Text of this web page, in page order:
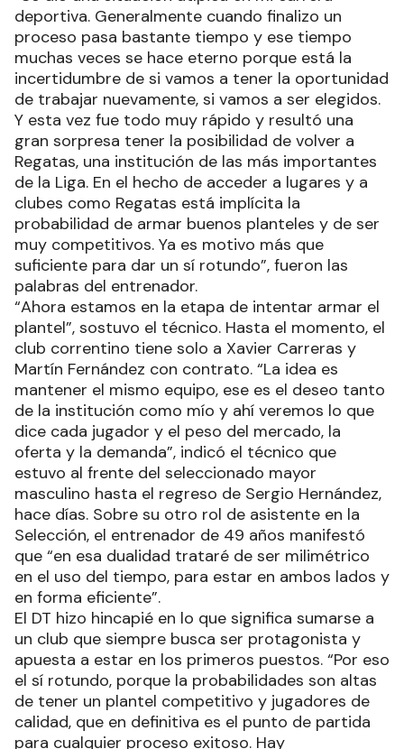
deportiva. Generalmente cuando finalizo un
proceso pasa bastante tiempo y ese tiempo
muchas veces se hace eterno porque está la
incertidumbre de si vamos a tener la oportunidad
de trabajar nuevamente, si vamos a ser elegidos.
Y esta vez fue todo muy rápido y resultó una
gran sorpresa tener la posibilidad de volver a
Regatas, una institución de las más importantes
de la Liga. En el hecho de acceder a lugares y a
clubes como Regatas está implícita la
probabilidad de armar buenos planteles y de ser
muy competitivos. Ya es motivo más que
suficiente para dar un sí rotundo”, fueron las
palabras del entrenador.
“Ahora estamos en la etapa de intentar armar el
plantel”, sostuvo el técnico. Hasta el momento, el
club correntino tiene solo a Xavier Carreras y
Martín Fernández con contrato. “La idea es
mantener el mismo equipo, ese es el deseo tanto
de la institución como mío y ahí veremos lo que
dice cada jugador y el peso del mercado, la
oferta y la demanda”, indicó el técnico que
estuvo al frente del seleccionado mayor
masculino hasta el regreso de Sergio Hernández,
hace días. Sobre su otro rol de asistente en la
Selección, el entrenador de 49 años manifestó
que “en esa dualidad trataré de ser milimétrico
en el uso del tiempo, para estar en ambos lados y
en forma eficiente”.
El DT hizo hincapié en lo que significa sumarse a
un club que siempre busca ser protagonista y
apuesta a estar en los primeros puestos. “Por eso
el sí rotundo, porque la probabilidades son altas
de tener un plantel competitivo y jugadores de
calidad, que en definitiva es el punto de partida
para cualquier proceso exitoso. Hay